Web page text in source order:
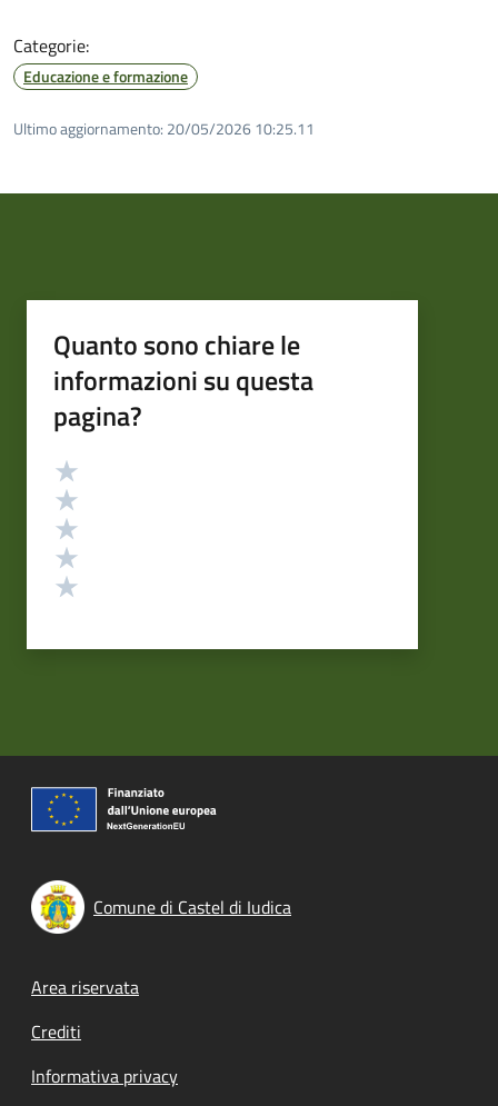
Categorie:
Educazione e formazione
Ultimo aggiornamento: 20/05/2026 10:25.11
Quanto sono chiare le
informazioni su questa
pagina?
Valutazione
Comune di Castel di Iudica
Footer menu
Area riservata
Crediti
Informativa privacy